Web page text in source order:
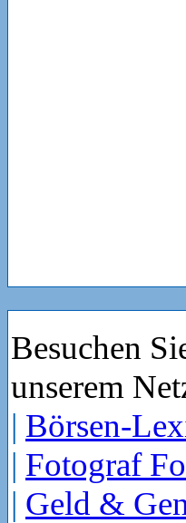
Besuchen
unserem
| Börsen-
| Fotograf
| Geld &